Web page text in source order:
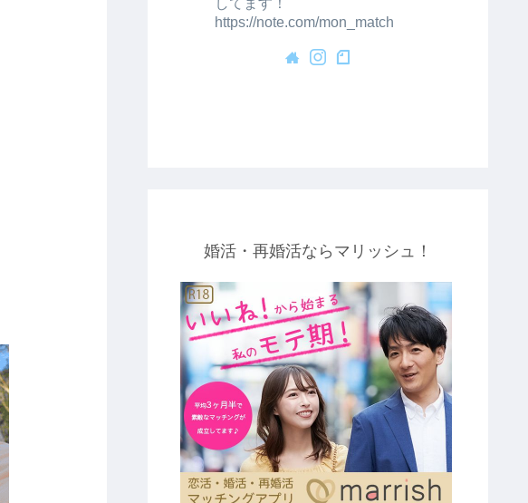
https://note.com/mon_match
婚活・再婚活ならマリッシュ！